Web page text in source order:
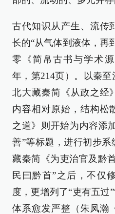
古代知识从产生、流传
长的“从气体到液体，再
零《简帛古书与学术
年，第214页）。以秦至
北大藏秦简《从政之经
内容相对原始，结构松
之道》则开始为内容添
善”等标题，进行初步
藏秦简《为吏治官及黔
民曰黔首”之后，不仅
度，更增列了“吏有五过
体系愈发严整（朱凤瀚